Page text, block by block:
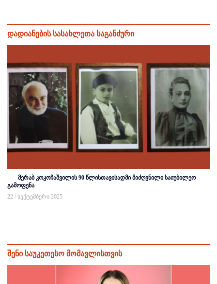
დადიანების სასახლეთა საგანძური
მერაბ კოკოჩაშვილის 90 წლისთავისადმი მიძღვნილი საიუბილეო
გამოფენა
22 / სექტემბერი 2025
შენი საუკეთესო მომავლისთვის